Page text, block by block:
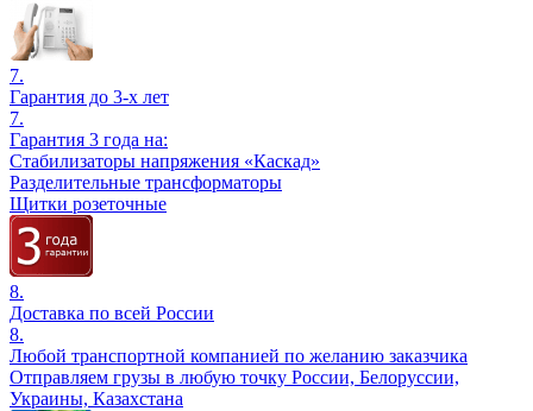
7.
Гарантия до 3-х лет
7.
Гарантия 3 года на:
Стабилизаторы напряжения «Каскад»
Разделительные трансформаторы
Щитки розеточные
8.
Доставка по всей России
8.
Любой транспортной компанией по желанию заказчика
Отправляем грузы в любую точку России, Белоруссии,
Украины, Казахстана